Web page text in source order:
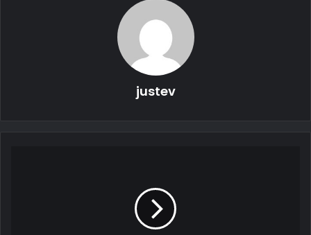
سيكون البديل ذو السبعة مقاعد خيارًا يضيف صفًا ثالثًا من المقاعد
التي تتغذى على مساحة الصندوق الخلفي حيث سيظل البعد الكلي
justev